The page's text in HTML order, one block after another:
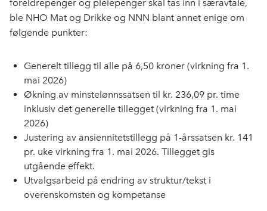
foreldrepenger og pleiepenger skal tas inn i særavtale,
ble NHO Mat og Drikke og NNN blant annet enige om
følgende punkter:
Generelt tillegg til alle på 6,50 kroner (virkning fra 1.
mai 2026)
Økning av minstelønnssatsen til kr. 236,09 pr. time
inklusiv det generelle tillegget (virkning fra 1. mai
2026)
Justering av ansiennitetstillegg på 1-årssatsen kr. 141
pr. uke virkning fra 1. mai 2026. Tillegget gis
utgående effekt.
Utvalgsarbeid på endring av struktur/tekst i
overenskomsten og kompetanse